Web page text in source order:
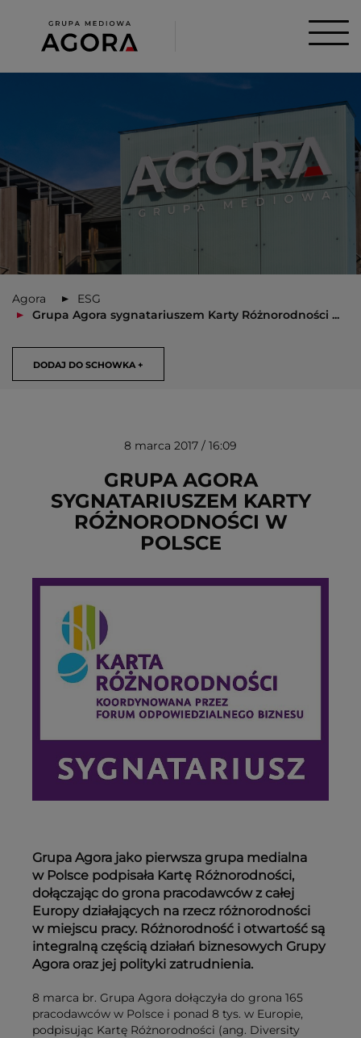
Agora
ESG
Grupa Agora sygnatariuszem Karty Różnorodności ...
DODAJ DO SCHOWKA +
USUŃ ZE SCHOWKA
8 marca 2017 / 16:09
GRUPA AGORA
SYGNATARIUSZEM KARTY
RÓŻNORODNOŚCI W
POLSCE
Grupa Agora jako pierwsza grupa medialna
w Polsce podpisała Kartę Różnorodności,
dołączając do grona pracodawców z całej
Europy działających na rzecz różnorodności
w miejscu pracy. Różnorodność i otwartość są
integralną częścią działań biznesowych Grupy
Agora oraz jej polityki zatrudnienia.
8 marca br. Grupa Agora dołączyła do grona 165
pracodawców w Polsce i ponad 8 tys. w Europie,
podpisując Kartę Różnorodności (ang. Diversity